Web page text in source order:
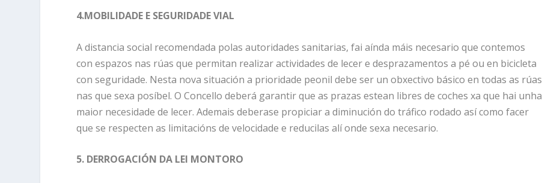
4.MOBILIDADE E SEGURIDADE VIAL
A distancia social recomendada polas autoridades sanitarias, fai aínda máis necesario que contemos
con espazos nas rúas que permitan realizar actividades de lecer e desprazamentos a pé ou en bicicleta
con seguridade. Nesta nova situación a prioridade peonil debe ser un obxectivo básico en todas as rúas
nas que sexa posíbel. O Concello deberá garantir que as prazas estean libres de coches xa que hai unha
maior necesidade de lecer. Ademais deberase propiciar a diminución do tráfico rodado así como facer
que se respecten as limitacións de velocidade e reducilas alí onde sexa necesario.
5. DERROGACIÓN DA LEI MONTORO